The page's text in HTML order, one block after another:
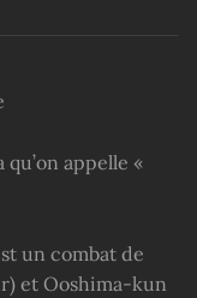
appelle «
un combat de
et Ooshima-kun